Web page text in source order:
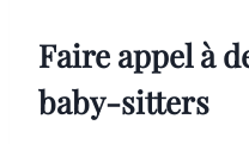
Faire appel à
baby-sitters